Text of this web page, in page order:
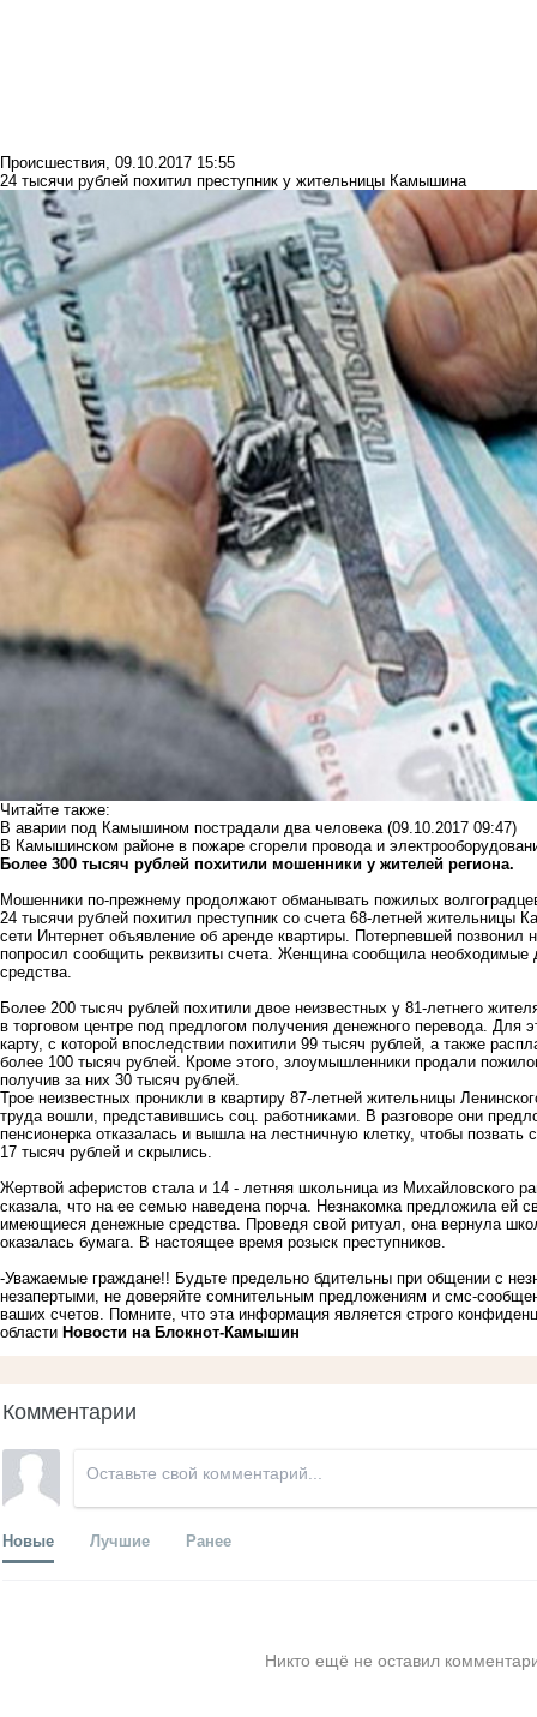
Происшествия, 09.10.2017 15:55
24 тысячи рублей похитил преступник у жительницы Камышина
Читайте также:
В аварии под Камышином пострадали два человека (09.10.2017 09:47)
В Камышинском районе в пожаре сгорели провода и
Более 300 тысяч рублей похитили мошенники у жителей региона.
Мошенники по-прежнему продолжают обманывать пожилых
24 тысячи рублей похитил преступник со счета 68-летней
сети Интернет объявление об аренде квартиры. Потерпевшей
попросил сообщить реквизиты счета. Женщина сообщила
средства.
Более 200 тысяч рублей похитили двое неизвестных у 81-летнего
в торговом центре под предлогом получения денежного перевода. Для
карту, с которой впоследствии похитили 99 тысяч рублей, а также
более 100 тысяч рублей. Кроме этого, злоумышленники продали
получив за них 30 тысяч рублей.
Трое неизвестных проникли в квартиру 87-летней жительницы
труда вошли, представившись соц. работниками. В разговоре они
пенсионерка отказалась и вышла на лестничную клетку, чтобы
17 тысяч рублей и скрылись.
Жертвой аферистов стала и 14 - летняя школьница из Михайловского
сказала, что на ее семью наведена порча. Незнакомка предложила ей
имеющиеся денежные средства. Проведя свой ритуал, она вернула
оказалась бумага. В настоящее время розыск преступников.
-Уважаемые граждане!! Будьте предельно бдительны при общении с
незапертыми, не доверяйте сомнительным предложениям и смс-
ваших счетов. Помните, что эта информация является строго
области Новости на Блoкнoт-Камышин
Комментарии
Новые Лучшие Ранее
Никто ещё не оставил